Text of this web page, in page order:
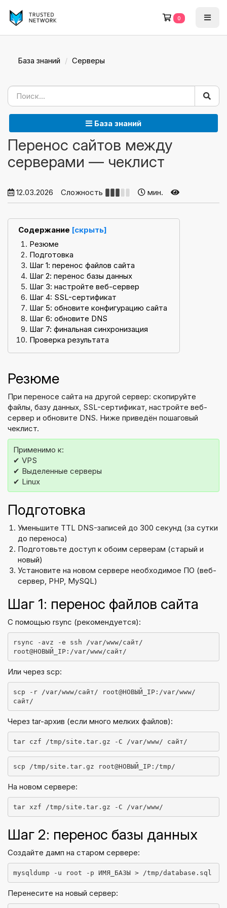
0
База знаний Серверы
База знаний
Перенос сайтов между
серверами — чеклист
12.03.2026 Сложность мин.
Содержание [скрыть]
Резюме
Подготовка
Шаг 1: перенос файлов сайта
Шаг 2: перенос базы данных
Шаг 3: настройте веб-сервер
Шаг 4: SSL-сертификат
Шаг 5: обновите конфигурацию сайта
Шаг 6: обновите DNS
Шаг 7: финальная синхронизация
Проверка результата
Резюме
При переносе сайта на другой сервер: скопируйте
файлы, базу данных, SSL-сертификат, настройте веб-
сервер и обновите DNS. Ниже приведён пошаговый
чеклист.
Применимо к:
✔ VPS
✔ Выделенные серверы
✔ Linux
Подготовка
Уменьшите TTL DNS-записей до 300 секунд (за сутки
до переноса)
Подготовьте доступ к обоим серверам (старый и
новый)
Установите на новом сервере необходимое ПО (веб-
сервер, PHP, MySQL)
Шаг 1: перенос файлов сайта
С помощью rsync (рекомендуется):
rsync -avz -e ssh /var/www/сайт/
root@НОВЫЙ_IP:/var/www/сайт/
Или через scp:
scp -r /var/www/сайт/ root@НОВЫЙ_IP:/var/www/
сайт/
Через tar-архив (если много мелких файлов):
tar czf /tmp/site.tar.gz -C /var/www/ сайт/
scp /tmp/site.tar.gz root@НОВЫЙ_IP:/tmp/
На новом сервере:
tar xzf /tmp/site.tar.gz -C /var/www/
Шаг 2: перенос базы данных
Создайте дамп на старом сервере:
mysqldump -u root -p ИМЯ_БАЗЫ > /tmp/database.sql
Перенесите на новый сервер: